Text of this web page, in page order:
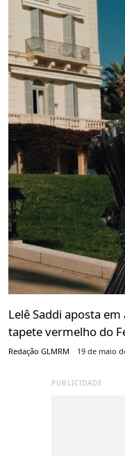
Lelê Saddi aposta
tapete vermelho do
Redação GLMRM 19 de maio
PUBLICIDADE